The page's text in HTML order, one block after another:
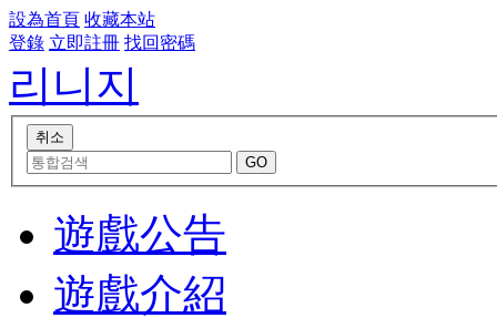
設為首頁 收藏本站
登錄 立即註冊 找回密碼
리니지
遊戲公告
遊戲介紹